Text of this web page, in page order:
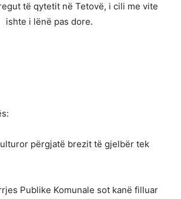
të qytetit në Tetovë, i cili me vite
ishte i lënë pas dore.
përgjatë brezit të gjelbër tek
Publike Komunale sot kanë filluar